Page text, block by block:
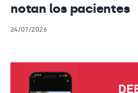
notan los pacientes
24/07/2026